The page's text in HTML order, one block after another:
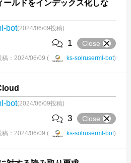
ールドをインデックス化しな
bot(2024/06/09投稿)
1 Close
稿：2024/06/09 ( ks-solruserml-bot)
bot(2024/06/09投稿)
3 Close
稿：2024/06/09 ( ks-solruserml-bot)